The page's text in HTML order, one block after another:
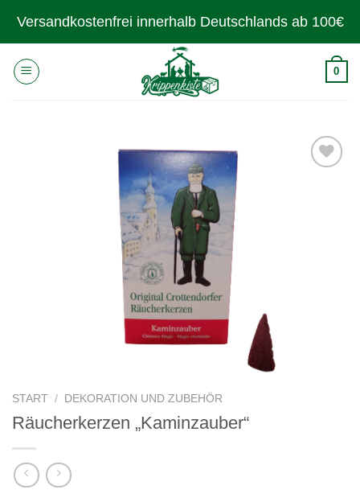
InhaltVersandkostenfrei innerhalb Deutschlands ab 100€
0
START / DEKORATION UND ZUBEHÖR
Räucherkerzen „Kaminzauber“